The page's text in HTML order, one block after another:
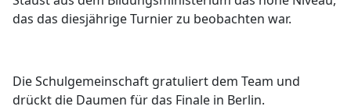
das das diesjährige Turnier zu beobachten war.
Die Schulgemeinschaft gratuliert dem Team und
drückt die Daumen für das Finale in Berlin.